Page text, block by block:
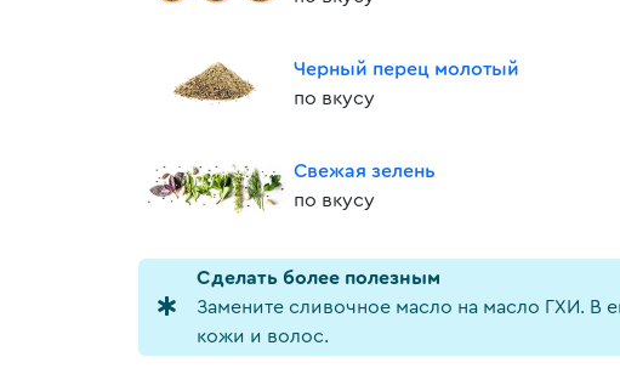
Черный перец молотый
по вкусу
Свежая зелень
по вкусу
Cделать более полезным
Замените сливочное масло на масло ГХИ. В
кожи и волос.